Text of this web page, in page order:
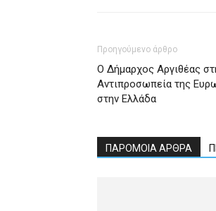
Προηγούμενο άρθρο
Ο Δήμαρχος Αργιθέας
Αντιπροσωπεία της
στην Ελλάδα
ΠΑΡΟΜΟΙΑ ΑΡΘΡΑ